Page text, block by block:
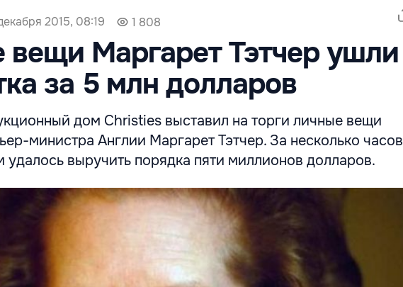
2015, 08:19 1 808
Маргарет Тэтчер ушли
за 5 млн долларов
дом Christies выставил на торги личные вещи
министра Англии Маргарет Тэтчер. За несколько часов
удалось выручить порядка пяти миллионов долларов.